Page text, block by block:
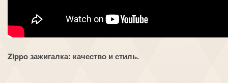
Zippo зажигалка: качество и стиль.